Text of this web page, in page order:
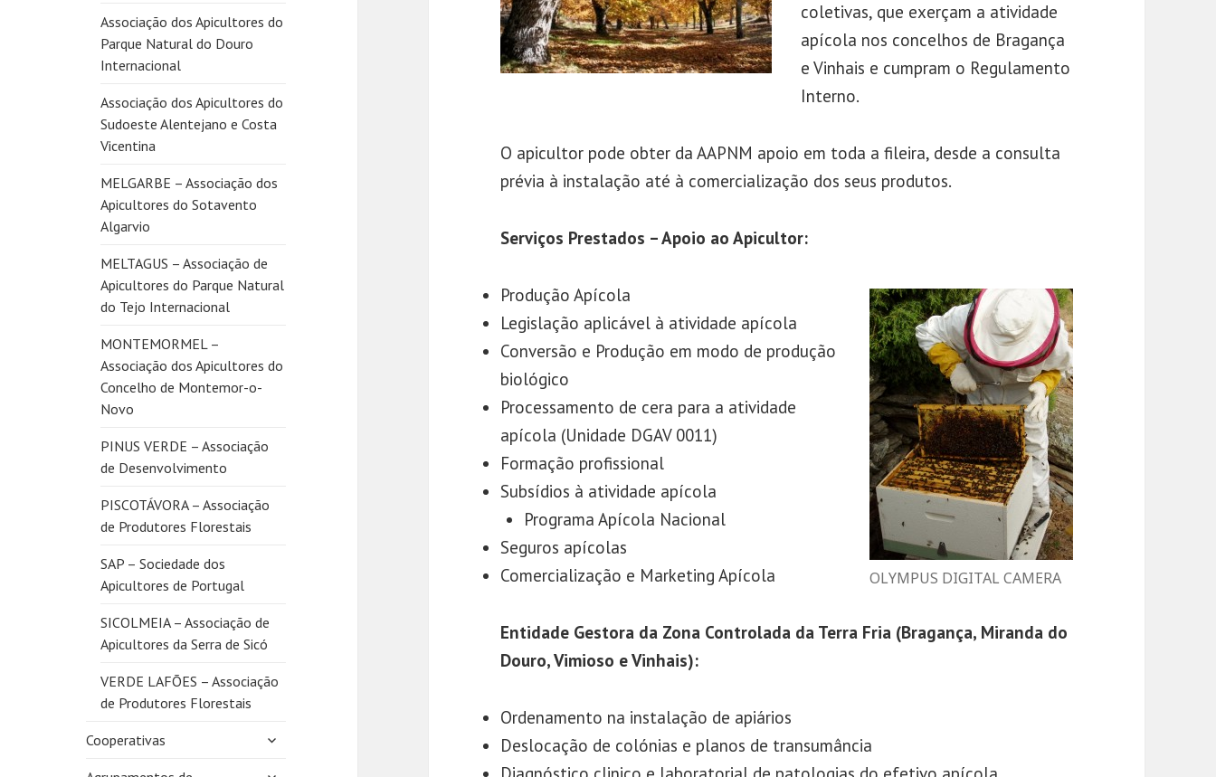
Associação dos Apicultores do
Parque Natural do Douro
Internacional
Associação dos Apicultores do
Sudoeste Alentejano e Costa
Vicentina
MELGARBE – Associação dos
Apicultores do Sotavento
Algarvio
MELTAGUS – Associação de
Apicultores do Parque Natural
do Tejo Internacional
MONTEMORMEL –
Associação dos Apicultores do
Concelho de Montemor-o-
Novo
PINUS VERDE – Associação
de Desenvolvimento
PISCOTÁVORA – Associação
de Produtores Florestais
SAP – Sociedade dos
Apicultores de Portugal
SICOLMEIA – Associação de
Apicultores da Serra de Sicó
VERDE LAFÕES – Associação
de Produtores Florestais
Cooperativas
expandir
expandir
coletivas, que exerçam a atividade
apícola nos concelhos de Bragança
e Vinhais e cumpram o Regulamento
Interno.
O apicultor pode obter da AAPNM apoio em toda a fileira, desde a consulta
prévia à instalação até à comercialização dos seus produtos.
Serviços Prestados – Apoio ao Apicultor:
OLYMPUS DIGITAL CAMERA
Produção Apícola
Legislação aplicável à atividade apícola
Conversão e Produção em modo de produção
biológico
Processamento de cera para a atividade
apícola (Unidade DGAV 0011)
Formação profissional
Subsídios à atividade apícola
Programa Apícola Nacional
Seguros apícolas
Comercialização e Marketing Apícola
Entidade Gestora da Zona Controlada da Terra Fria (Bragança, Miranda do
Douro, Vimioso e Vinhais):
Ordenamento na instalação de apiários
Deslocação de colónias e planos de transumância